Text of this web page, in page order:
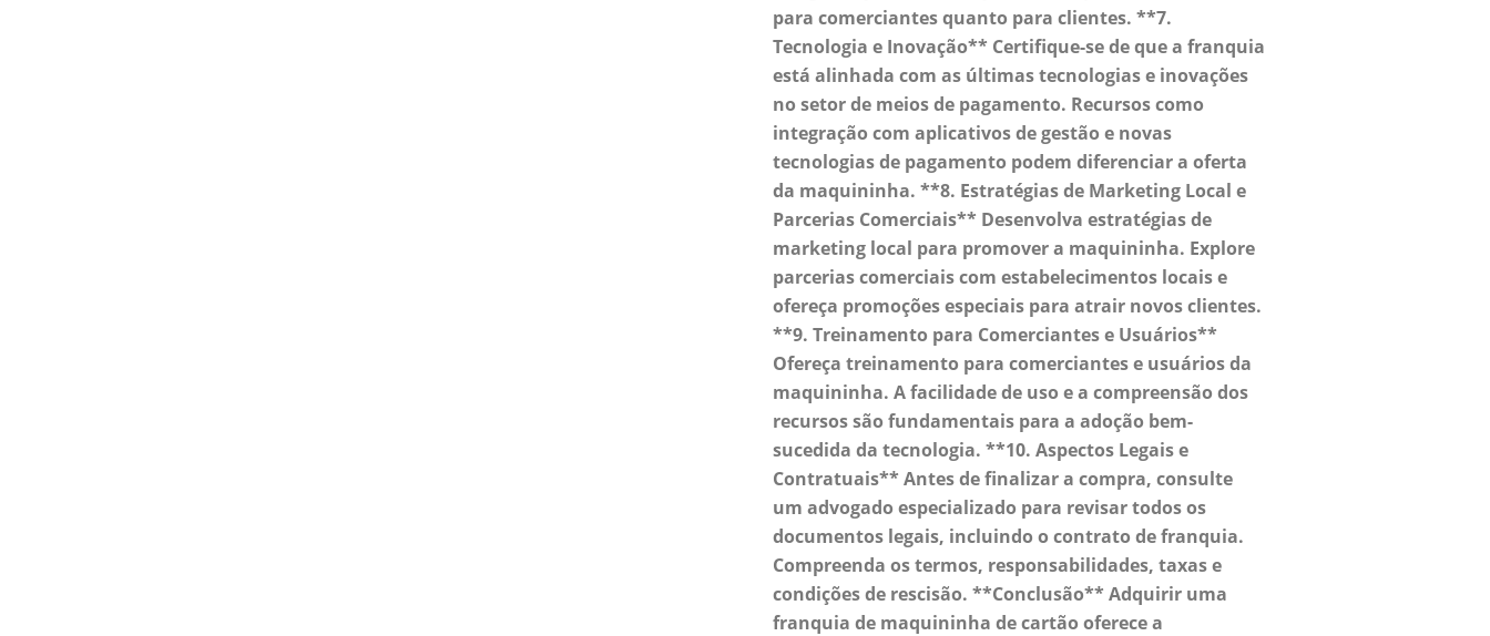
para comerciantes quanto para clientes. **7.
Tecnologia e Inovação** Certifique-se de que a franquia
está alinhada com as últimas tecnologias e inovações
no setor de meios de pagamento. Recursos como
integração com aplicativos de gestão e novas
tecnologias de pagamento podem diferenciar a oferta
da maquininha. **8. Estratégias de Marketing Local e
Parcerias Comerciais** Desenvolva estratégias de
marketing local para promover a maquininha. Explore
parcerias comerciais com estabelecimentos locais e
ofereça promoções especiais para atrair novos clientes.
**9. Treinamento para Comerciantes e Usuários**
Ofereça treinamento para comerciantes e usuários da
maquininha. A facilidade de uso e a compreensão dos
recursos são fundamentais para a adoção bem-
sucedida da tecnologia. **10. Aspectos Legais e
Contratuais** Antes de finalizar a compra, consulte
um advogado especializado para revisar todos os
documentos legais, incluindo o contrato de franquia.
Compreenda os termos, responsabilidades, taxas e
condições de rescisão. **Conclusão** Adquirir uma
franquia de maquininha de cartão oferece a